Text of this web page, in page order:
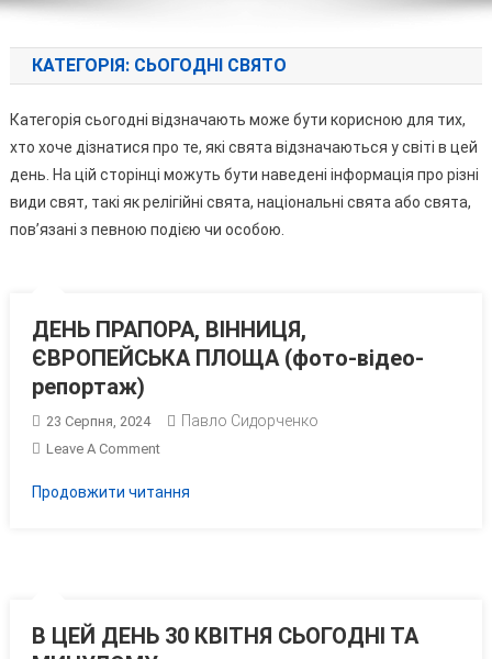
КАТЕГОРІЯ: СЬОГОДНІ СВЯТО
Категорія сьогодні відзначають може бути корисною для тих,
хто хоче дізнатися про те, які свята відзначаються у світі в цей
день. На цій сторінці можуть бути наведені інформація про різні
види свят, такі як релігійні свята, національні свята або свята,
пов’язані з певною подією чи особою.
ДЕНЬ ПРАПОРА, ВІННИЦЯ,
ЄВРОПЕЙСЬКА ПЛОЩА (фото-відео-
репортаж)
23 Серпня, 2024 Павло Сидорченко
Leave A CommentOn
ПРАПОРА,
Відео-
Продовжити читання
В ЦЕЙ ДЕНЬ 30 КВІТНЯ СЬОГОДНІ ТА